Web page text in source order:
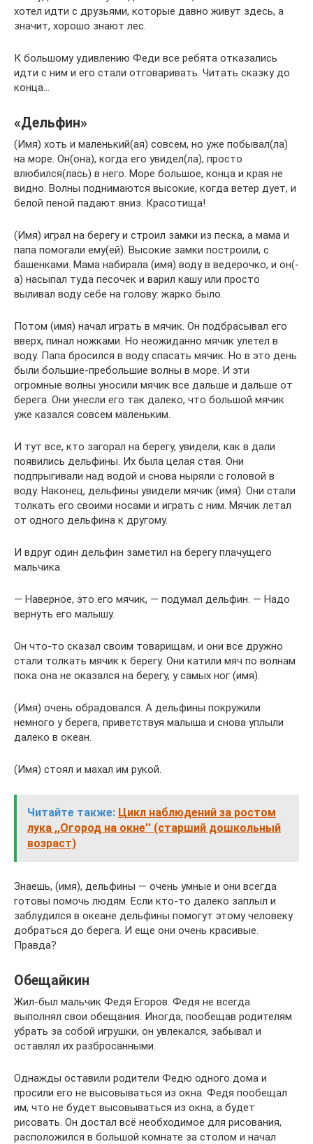
хотел идти с друзьями, которые давно живут здесь, а
значит, хорошо знают лес.
К большому удивлению Феди все ребята отказались
идти с ним и его стали отговаривать. Читать сказку до
конца…
«Дельфин»
(Имя) хоть и маленький(ая) совсем, но уже побывал(ла)
на море. Он(она), когда его увидел(ла), просто
влюбился(лась) в него. Море большое, конца и края не
видно. Волны поднимаются высокие, когда ветер дует, и
белой пеной падают вниз. Красотища!
(Имя) играл на берегу и строил замки из песка, а мама и
папа помогали ему(ей). Высокие замки построили, с
башенками. Мама набирала (имя) воду в ведерочко, и он(-
а) насыпал туда песочек и варил кашу или просто
выливал воду себе на голову: жарко было.
Потом (имя) начал играть в мячик. Он подбрасывал его
вверх, пинал ножками. Но неожиданно мячик улетел в
воду. Папа бросился в воду спасать мячик. Но в это день
были большие-пребольшие волны в море. И эти
огромные волны уносили мячик все дальше и дальше от
берега. Они унесли его так далеко, что большой мячик
уже казался совсем маленьким.
И тут все, кто загорал на берегу, увидели, как в дали
появились дельфины. Их была целая стая. Они
подпрыгивали над водой и снова ныряли с головой в
воду. Наконец, дельфины увидели мячик (имя). Они стали
толкать его своими носами и играть с ним. Мячик летал
от одного дельфина к другому.
И вдруг один дельфин заметил на берегу плачущего
мальчика.
— Наверное, это его мячик, — подумал дельфин. — Надо
вернуть его малышу.
Он что-то сказал своим товарищам, и они все дружно
стали толкать мячик к берегу. Они катили мяч по волнам
пока она не оказался на берегу, у самых ног (имя).
(Имя) очень обрадовался. А дельфины покружили
немного у берега, приветствуя малыша и снова уплыли
далеко в океан.
(Имя) стоял и махал им рукой.
Читайте также: Цикл наблюдений за ростом
лука ,,Огород на окне’’ (старший дошкольный
возраст)
Знаешь, (имя), дельфины — очень умные и они всегда
готовы помочь людям. Если кто-то далеко заплыл и
заблудился в океане дельфины помогут этому человеку
добраться до берега. И еще они очень красивые.
Правда?
Обещайкин
Жил-был мальчик Федя Егоров. Федя не всегда
выполнял свои обещания. Иногда, пообещав родителям
убрать за собой игрушки, он увлекался, забывал и
оставлял их разбросанными.
Однажды оставили родители Федю одного дома и
просили его не высовываться из окна. Федя пообещал
им, что не будет высовываться из окна, а будет
рисовать. Он достал всё необходимое для рисования,
расположился в большой комнате за столом и начал